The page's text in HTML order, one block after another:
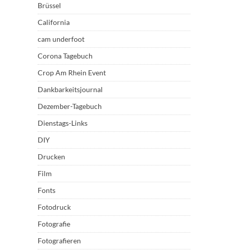
Brüssel
California
cam underfoot
Corona Tagebuch
Crop Am Rhein Event
Dankbarkeitsjournal
Dezember-Tagebuch
Dienstags-Links
DIY
Drucken
Film
Fonts
Fotodruck
Fotografie
Fotografieren